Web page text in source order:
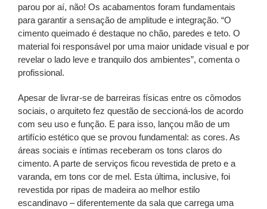
parou por aí, não! Os acabamentos foram fundamentais
para garantir a sensação de amplitude e integração. “O
cimento queimado é destaque no chão, paredes e teto. O
material foi responsável por uma maior unidade visual e por
revelar o lado leve e tranquilo dos ambientes”, comenta o
profissional.
Apesar de livrar-se de barreiras físicas entre os cômodos
sociais, o arquiteto fez questão de seccioná-los de acordo
com seu uso e função. E para isso, lançou mão de um
artifício estético que se provou fundamental: as cores. As
áreas sociais e íntimas receberam os tons claros do
cimento. A parte de serviços ficou revestida de preto e a
varanda, em tons cor de mel. Esta última, inclusive, foi
revestida por ripas de madeira ao melhor estilo
escandinavo – diferentemente da sala que carrega uma